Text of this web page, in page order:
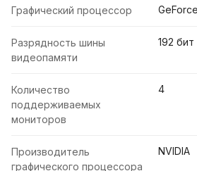
Графический процессор
Разрядность шины
видеопамяти
192 бит
Количество
поддерживаемых
мониторов
4
Производитель
графического процессора
NVIDIA